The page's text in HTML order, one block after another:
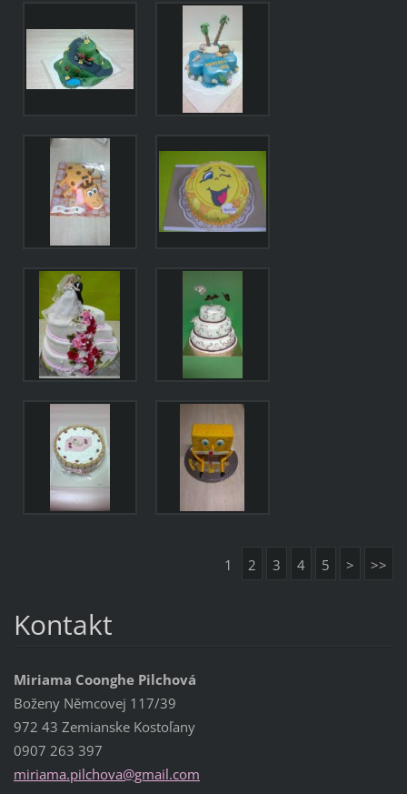
1 2 3 4 5 > >>
Kontakt
Miriama Coonghe Pilchová
Boženy Němcovej 117/39
972 43 Zemianske Kostoľany
0907 263 397
miriama.pilchova@gmail.com